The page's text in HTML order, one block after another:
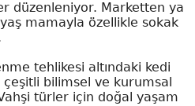
düzenleniyor. Marketten ya
mamayla özellikle sokak
tehlikesi altındaki kedi
bilimsel ve kurumsal
türler için doğal yaşam